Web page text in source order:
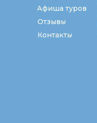
Афиша туров
Отзывы
Контакты